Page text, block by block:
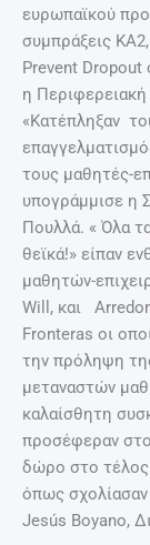
ευρωπαϊκού
συμπράξεις
Prevent Dropout
η
«Κατέπληξαν
τους μαθητές-
υπογράμμισε η
Πουλλά. « Όλα
θεϊκά!» είπαν
μαθητών-
Will, και
Fronteras οι
την πρόληψη
μεταναστών
καλαίσθητη
προσέφεραν
δώρο στο
όπως
Jesús Boyano,